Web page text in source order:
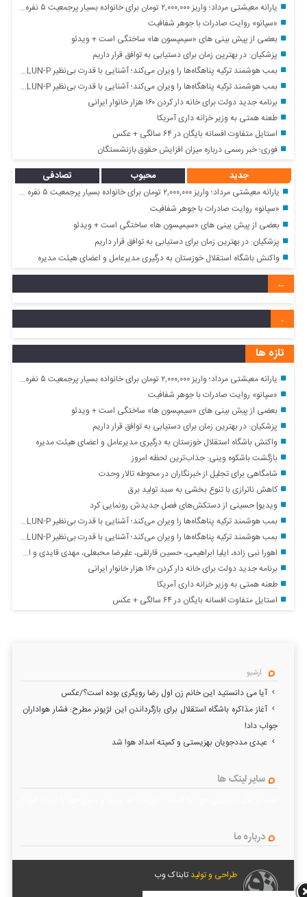
یارانه معیشتی مرداد؛ واریز ۲,۰۰۰,۰۰۰ تومان برای خانواده بسیار پرجمعیت ۵ نفره دهک ۱
«سپانو» روایت صادرات با جوهر شفافیت
بعضی از پیش بینی های «سیمپسون ها» ساختگی است + ویدئو
پزشکیان: در بهترین زمان برای دستیابی به توافق قرار داریم
بمب هوشمند ترکیه پناهگاه‌ها را ویران می‌کند؛ آشنایی با قدرت بی‌نظیر TOLUN-P
بمب هوشمند ترکیه پناهگاه‌ها را ویران می‌کند؛ آشنایی با قدرت بی‌نظیر TOLUN-P
برنامه جدید دولت برای خانه دار کردن ۱۶۰ هزار خانوار ایرانی
طعنه همتی به وزیر خزانه داری آمریکا
استایل متفاوت افسانه بایگان در ۶۴ سالگی + عکس
فوری؛ خبر رسمی درباره میزان افزایش حقوق بازنشستگان
جدید محبوب تصادفی
یارانه معیشتی مرداد؛ واریز ۲,۰۰۰,۰۰۰ تومان برای خانواده بسیار پرجمعیت ۵ نفره دهک ۱
«سپانو» روایت صادرات با جوهر شفافیت
بعضی از پیش بینی های «سیمپسون ها» ساختگی است + ویدئو
پزشکیان: در بهترین زمان برای دستیابی به توافق قرار داریم
واکنش باشگاه استقلال خوزستان به درگیری مدیرعامل و اعضای هیئت مدیره
..
.
تازه ها
یارانه معیشتی مرداد؛ واریز ۲,۰۰۰,۰۰۰ تومان برای خانواده بسیار پرجمعیت ۵ نفره دهک ۱
«سپانو» روایت صادرات با جوهر شفافیت
بعضی از پیش بینی های «سیمپسون ها» ساختگی است + ویدئو
پزشکیان: در بهترین زمان برای دستیابی به توافق قرار داریم
واکنش باشگاه استقلال خوزستان به درگیری مدیرعامل و اعضای هیئت مدیره
بازگشت باشکوه وینی: جذاب‌ترین لحظه امروز
شامگاهی برای تجلیل از خبرنگاران در محوطه تالار وحدت
کاهش ناترازی با تنوع بخشی به سبد تولید برق
ویدیو| حسینی از دستکش‌های فصل جدیدش رونمایی کرد
بمب هوشمند ترکیه پناهگاه‌ها را ویران می‌کند؛ آشنایی با قدرت بی‌نظیر TOLUN-P
بمب هوشمند ترکیه پناهگاه‌ها را ویران می‌کند؛ آشنایی با قدرت بی‌نظیر TOLUN-P
اهورا نبی زاده، ایلیا ابراهیمی، حسین قارلقی، علیرضا محبعلی، مهدی قایدی و احسان خردپیشه
برنامه جدید دولت برای خانه دار کردن ۱۶۰ هزار خانوار ایرانی
طعنه همتی به وزیر خزانه داری آمریکا
استایل متفاوت افسانه بایگان در ۶۴ سالگی + عکس
آرشیو
آیا می دانستید این خانم زن اول رضا رویگری بوده است؟/عکس
آغاز مذاکره باشگاه استقلال برای بازگرداندن این لژیونر مطرح: فشار هواداران
جواب داد!
عیدی مددجویان بهزیستی و کمیته امداد هوا شد
سایر لینک ها
درباره ما
طراحی و تولیدتابناک وب